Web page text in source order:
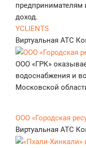
предпринимателям
доход.
YCLIENTS
Виртуальная АТС
ООО «ГРК»
водоснабжения и
Московской
ООО «Городская
Виртуальная АТС